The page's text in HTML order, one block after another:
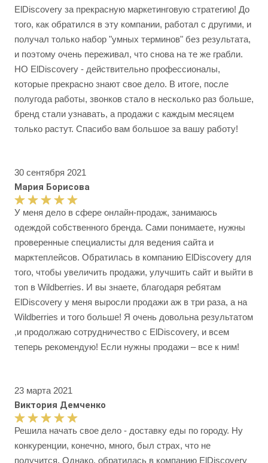
ElDiscovery за прекрасную маркетинговую стратегию! До
того, как обратился в эту компании, работал с другими, и
получал только набор "умных терминов" без результата,
и поэтому очень переживал, что снова на те же грабли.
НО ElDiscovery - действительно профессионалы,
которые прекрасно знают свое дело. В итоге, после
полугода работы, звонков стало в несколько раз больше,
бренд стали узнавать, а продажи с каждым месяцем
только растут. Спасибо вам большое за вашу работу!
30 сентября 2021
Мария Борисова
У меня дело в сфере онлайн-продаж, занимаюсь
одеждой собственного бренда. Сами понимаете, нужны
проверенные специалисты для ведения сайта и
марктеплейсов. Обратилась в компанию ElDiscovery для
того, чтобы увеличить продажи, улучшить сайт и выйти в
топ в Wildberries. И вы знаете, благодаря ребятам
ElDiscovery у меня выросли продажи аж в три раза, а на
Wildberries и того больше! Я очень довольна результатом
,и продолжаю сотрудничество с ElDiscovery, и всем
теперь рекомендую! Если нужны продажи – все к ним!
23 марта 2021
Виктория Демченко
Решила начать свое дело - доставку еды по городу. Ну
конкуренции, конечно, много, был страх, что не
получится. Однако, обратилась в компанию ElDiscovery